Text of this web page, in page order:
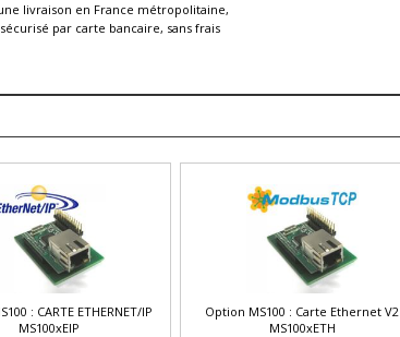
livraison en France métropolitaine,
par carte bancaire, sans frais
: CARTE ETHERNET/IP
MS100xEIP
Option MS100 : Carte Ethernet V2
MS100xETH